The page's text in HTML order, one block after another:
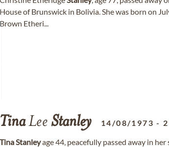
House of Brunswick in Bolivia. She was born on
Brown Etheri...
TinaLee Stanley 14/08/1973 -
TinaStanleyage 44, peacefully passed away in